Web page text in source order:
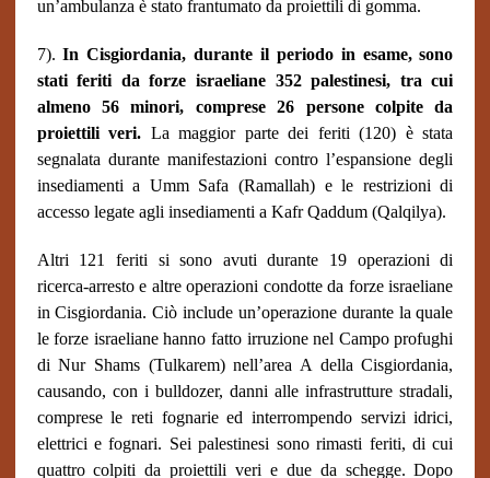
un’ambulanza è stato frantumato da proiettili di gomma.
7). In Cisgiordania, durante il periodo in esame, sono
stati feriti da forze israeliane 352 palestinesi, tra cui
almeno 56 minori, comprese 26 persone colpite da
proiettili veri. La maggior parte dei feriti (120) è stata
segnalata durante manifestazioni contro l’espansione degli
insediamenti a Umm Safa (Ramallah) e le restrizioni di
accesso legate agli insediamenti a Kafr Qaddum (Qalqilya).
Altri 121 feriti si sono avuti durante 19 operazioni di
ricerca-arresto e altre operazioni condotte da forze israeliane
in Cisgiordania. Ciò include un’operazione durante la quale
le forze israeliane hanno fatto irruzione nel Campo profughi
di Nur Shams (Tulkarem) nell’area A della Cisgiordania,
causando, con i bulldozer, danni alle infrastrutture stradali,
comprese le reti fognarie ed interrompendo servizi idrici,
elettrici e fognari. Sei palestinesi sono rimasti feriti, di cui
quattro colpiti da proiettili veri e due da schegge. Dopo